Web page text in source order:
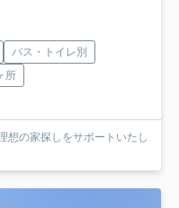
バス・トイレ別
所
想の家探しをサポートいたし